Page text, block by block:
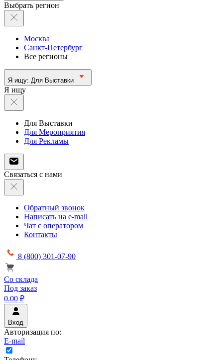
Выбрать регион
Москва
Санкт-Петербург
Все регионы
Я ищу: Для Выставки
Я ищу
Для Выставки
Для Мероприятия
Для Рекламы
Связаться с нами
Обратный звонок
Написать на e-mail
Чат с оператором
Контакты
8 (800) 301-07-90
Со склада
Под заказ
0.00 ₽
Вход
Авторизация по:
E-mail